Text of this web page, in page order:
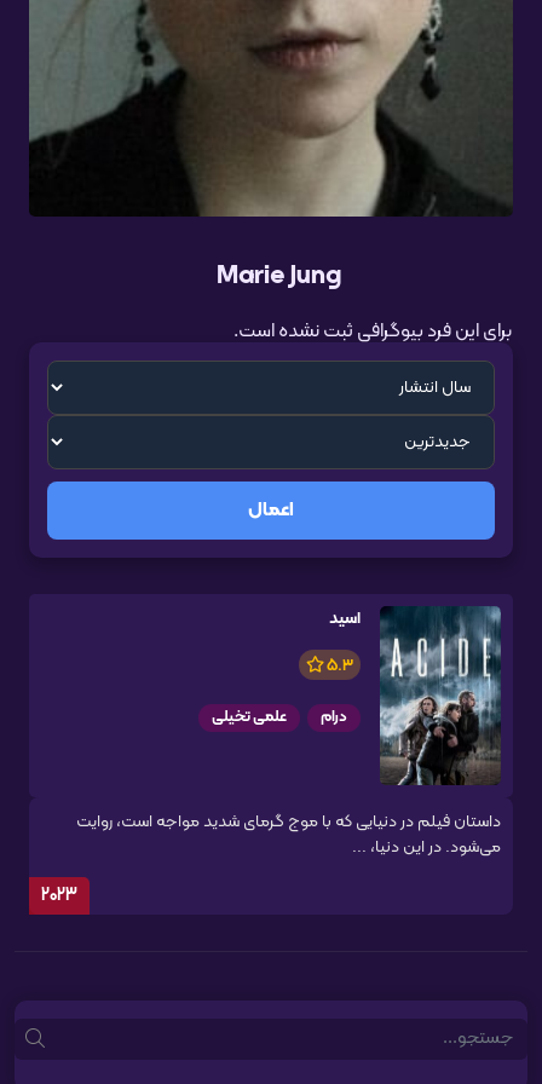
Marie Jung
برای این فرد بیوگرافی ثبت نشده است.
اعمال
اسید
5.3
درام علمی تخیلی
داستان فیلم در دنیایی که با موج گرمای شدید مواجه است، روایت
می‌شود. در این دنیا، ...
2023
Search